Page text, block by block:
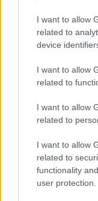
I want to allow
related to
device
I want to allow
related to
I want to allow
related to
I want to allow
related to
functionality
user protection.
ismét
Melyik kezelést
Az Aesthetica
rendelkezésre a
lézerpark
terv elkészítése